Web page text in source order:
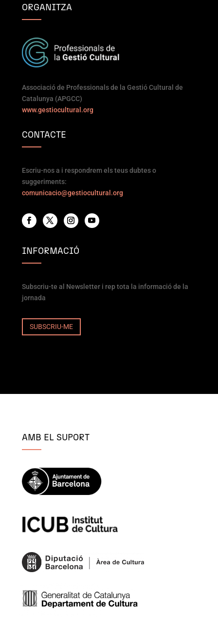
ORGANITZA
Associació de Professionals de la Gestió Cultural de
Catalunya (APGCC)
www.gestiocultural.org
CONTACTE
Escriu-nos a i respondrem els teus dubtes o
suggeriments:
comunicacio@gestiocultural.org
INFORMACIÓ
Subscriu-te al Newsletter i rep tota la informació de la
jornada
SUBSCRIU-ME
AMB EL SUPORT